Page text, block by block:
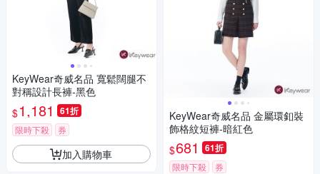
KeyWear奇威名品 寬鬆闊腿不
對稱設計長褲-黑色
$1,181 61折
限時下殺 券
加入購物車
KeyWear奇威名品 金屬環釦裝
飾格紋短褲-暗紅色
$681 61折
限時下殺 券